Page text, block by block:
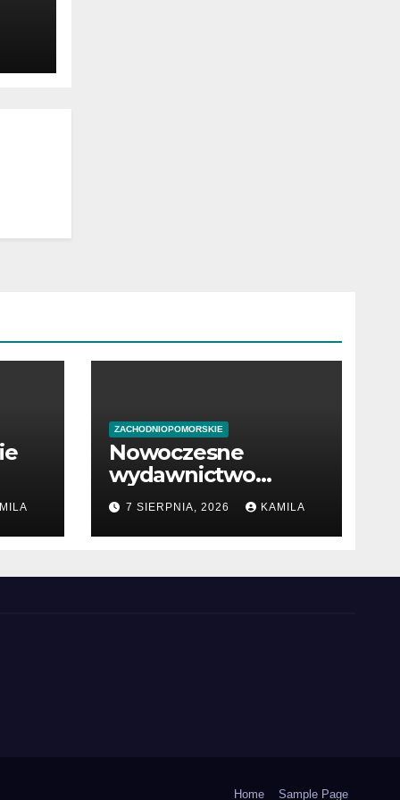
ZACHODNIOPOMORSKIE
Nowoczesne
wydawnictwo
internetowe z
książkami
7 SIERPNIA, 2026 KAMILA
Home Sample Page